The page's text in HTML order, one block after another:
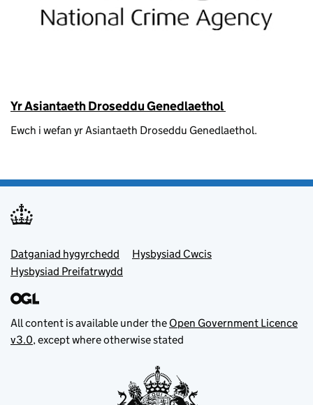
Yr Asiantaeth Droseddu Genedlaethol
Ewch i wefan yr Asiantaeth Droseddu Genedlaethol.
Footer menu
Datganiad hygyrchedd
Hysbysiad Cwcis
Hysbysiad Preifatrwydd
All content is available under the Open Government Licence
v3.0, except where otherwise stated